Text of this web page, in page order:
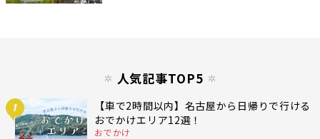
人気記事TOP5
1
【車で2時間以内】名古屋から日帰りで行ける
おでかけエリア12選！
おでかけ